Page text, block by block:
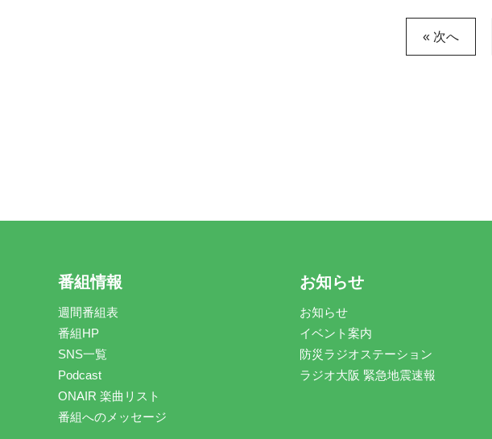
« 次へ
番組情報
週間番組表
番組HP
SNS一覧
Podcast
ONAIR 楽曲リスト
番組へのメッセージ
お知らせ
お知らせ
イベント案内
防災ラジオステーション
ラジオ大阪 緊急地震速報